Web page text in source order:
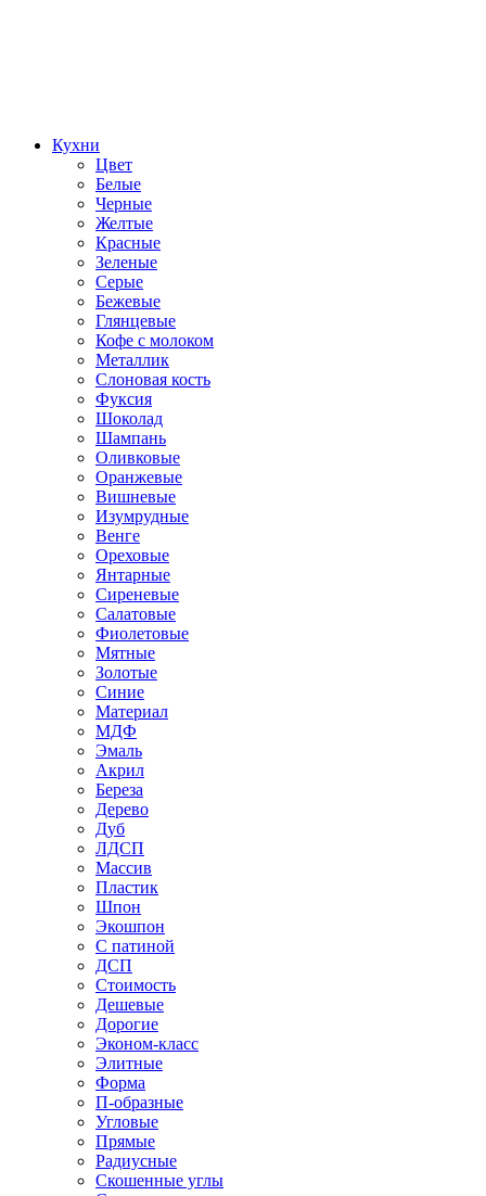
Кухни
Цвет
Белые
Черные
Желтые
Красные
Зеленые
Серые
Бежевые
Глянцевые
Кофе с молоком
Металлик
Слоновая кость
Фуксия
Шоколад
Шампань
Оливковые
Оранжевые
Вишневые
Изумрудные
Венге
Ореховые
Янтарные
Сиреневые
Салатовые
Фиолетовые
Мятные
Золотые
Синие
Материал
МДФ
Эмаль
Акрил
Береза
Дерево
Дуб
ЛДСП
Массив
Пластик
Шпон
Экошпон
С патиной
ДСП
Стоимость
Дешевые
Дорогие
Эконом-класс
Элитные
Форма
П-образные
Угловые
Прямые
Радиусные
Скошенные углы